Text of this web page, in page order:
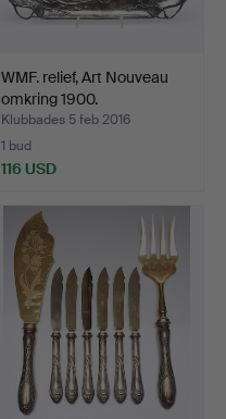
WMF. relief, Art Nouveau
omkring 1900.
Klubbades 5 feb 2016
1 bud
116 USD